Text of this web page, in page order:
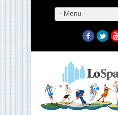
- Menu -